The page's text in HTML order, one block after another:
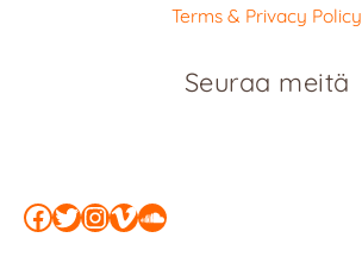
Terms & Privacy Policy
Seuraa meitä
Facebook
Twitter
Instagram
Vimeo
SoundCloud